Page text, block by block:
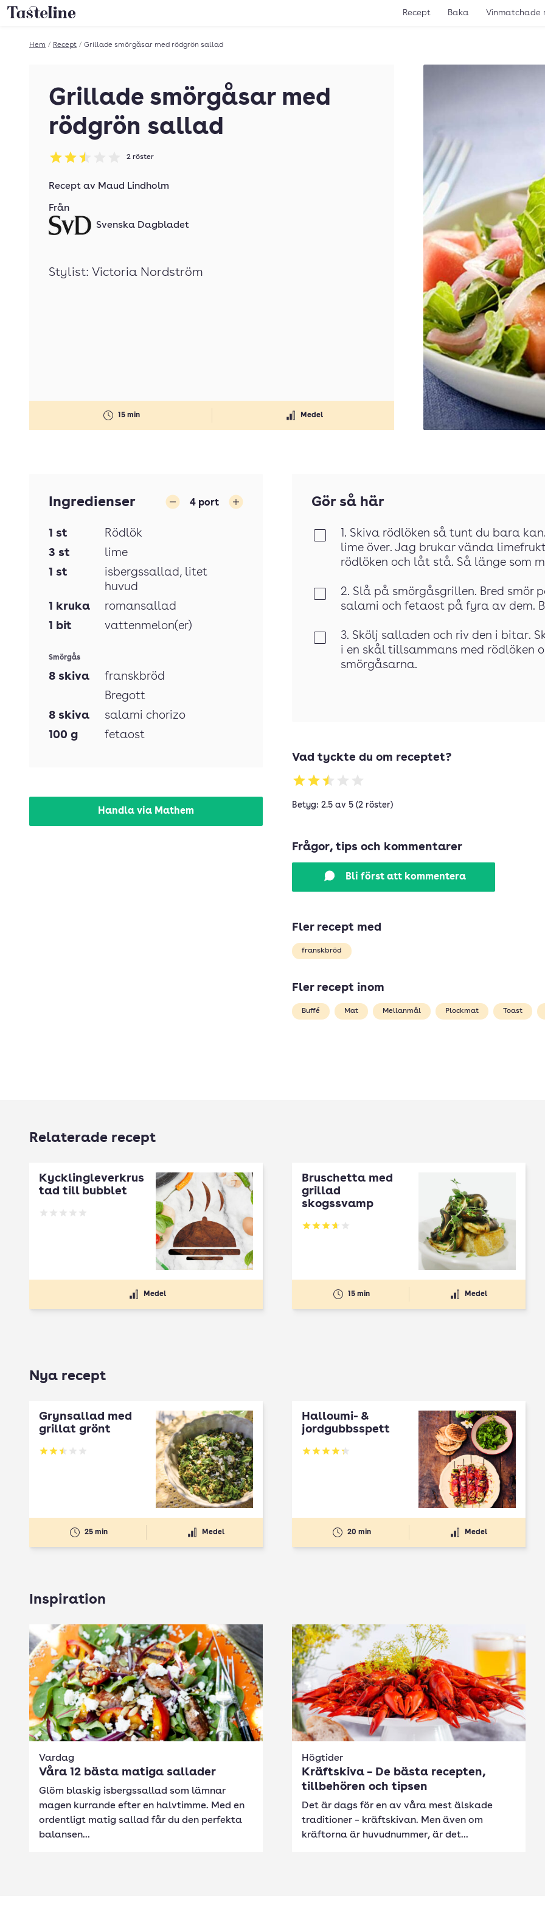
Till Tastelines startsida Recept Baka Vinmatchade
Hem / Recept / Grillade smörgåsar med rödgrön sallad
Grillade smörgåsar med
rödgrön sallad
Betyg: 2.5 av 5
2 röster
15 min Medel
Recept av Maud Lindholm
Från
Svenska Dagbladet
Stylist: Victoria Nordström
Ingredienser 4 port
1 st
Rödlök
3 st
lime
1 st isbergssallad, litet
huvud
1 kruka
romansallad
1 bit vattenmelon(er)
Smörgås
8 skiva
franskbröd
Bregott
8 skiva
salami chorizo
100 g fetaost
Handla via Mathem
Gör så här
1. Skiva rödlöken så tunt du bara
lime över. Jag brukar vända
rödlöken och låt stå. Så länge som
2. Slå på smörgåsgrillen. Bred smör
salami och fetaost på fyra av dem.
3. Skölj salladen och riv den i bitar.
i en skål tillsammans med rödlöken
smörgåsarna.
Vad tyckte du om receptet?
Betyg: 2.5 av 5 (2 röster)
Frågor, tips och kommentarer
Bli först att kommentera
Fler recept med
franskbröd
Fler recept inom
Buffé Mat Mellanmål Plockmat Toast
Relaterade recept
Kycklingleverkrus
tad till bubblet
Betyg: 0 av 5
Medel
Bruschetta med
grillad
skogssvamp
Betyg: 3.67 av 5
15 min Medel
Nya recept
Grynsallad med
grillat grönt
Betyg: 2.5 av 5
25 min Medel
Halloumi- &
jordgubbsspett
Betyg: 4.3 av 5
20 min Medel
Inspiration
Vardag
Våra 12 bästa matiga sallader
Glöm blaskig isbergssallad som lämnar
magen kurrande efter en halvtimme. Med en
ordentligt matig sallad får du den perfekta
balansen...
Högtider
Kräftskiva – De bästa recepten,
tillbehören och tipsen
Det är dags för en av våra mest älskade
traditioner – kräftskivan. Men även om
kräftorna är huvudnummer, är det...